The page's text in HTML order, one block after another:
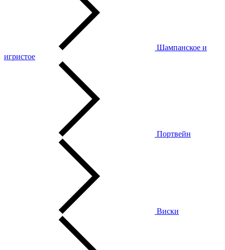
Шампанское и
игристое
Портвейн
Виски